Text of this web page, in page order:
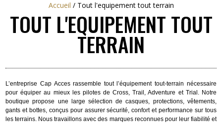
Accueil / Tout l'equipement tout terrain
TOUT L'EQUIPEMENT TOUT
TERRAIN
L’entreprise Cap Acces rassemble tout l’équipement tout-terrain nécessaire
pour équiper au mieux les pilotes de Cross, Trail, Adventure et Trial. Notre
boutique propose une large sélection de casques, protections, vêtements,
gants et bottes, conçus pour assurer sécurité, confort et performance sur tous
les terrains. Nous travaillons avec des marques reconnues pour leur fiabilité et